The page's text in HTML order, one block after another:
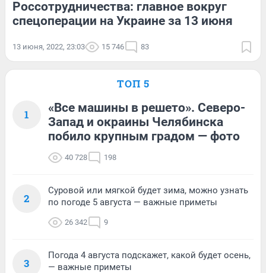
Россотрудничества: главное вокруг
спецоперации на Украине за 13 июня
13 июня, 2022, 23:03 15 746 83
ТОП 5
1
«Все машины в решето». Северо-
Запад и окраины Челябинска
побило крупным градом — фото
40 728 198
2
Суровой или мягкой будет зима, можно узнать
по погоде 5 августа — важные приметы
26 342 9
3
Погода 4 августа подскажет, какой будет осень,
— важные приметы